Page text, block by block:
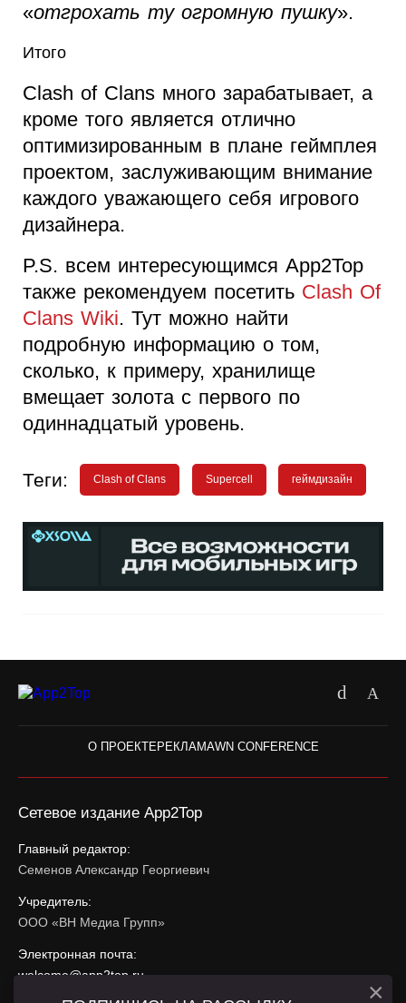
«отгрохать ту огромную пушку».
Итого
Clash of Clans много зарабатывает, а
кроме того является отлично
оптимизированным в плане геймплея
проектом, заслуживающим внимание
каждого уважающего себя игрового
дизайнера.
P.S. всем интересующимся App2Top
также рекомендуем посетить Clash Of
Clans Wiki. Тут можно найти
подробную информацию о том,
сколько, к примеру, хранилище
вмещает золота с первого по
одиннадцатый уровень.
Теги: Clash of Clans Supercell геймдизайн
О ПРОЕКТЕРЕКЛАМАWN CONFERENCE
Сетевое издание App2Top
Главный редактор:
Семенов Александр Георгиевич
Учредитель:
ООО «ВН Медиа Групп»
Электронная почта:
welcome@app2top.ru
×